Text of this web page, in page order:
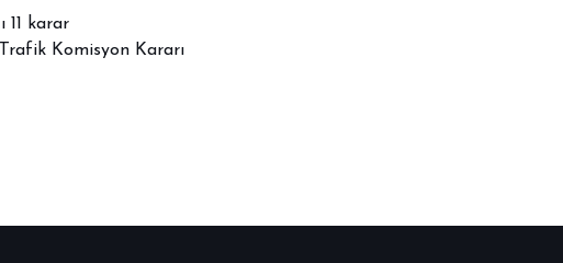
11 karar
Komisyon Kararı